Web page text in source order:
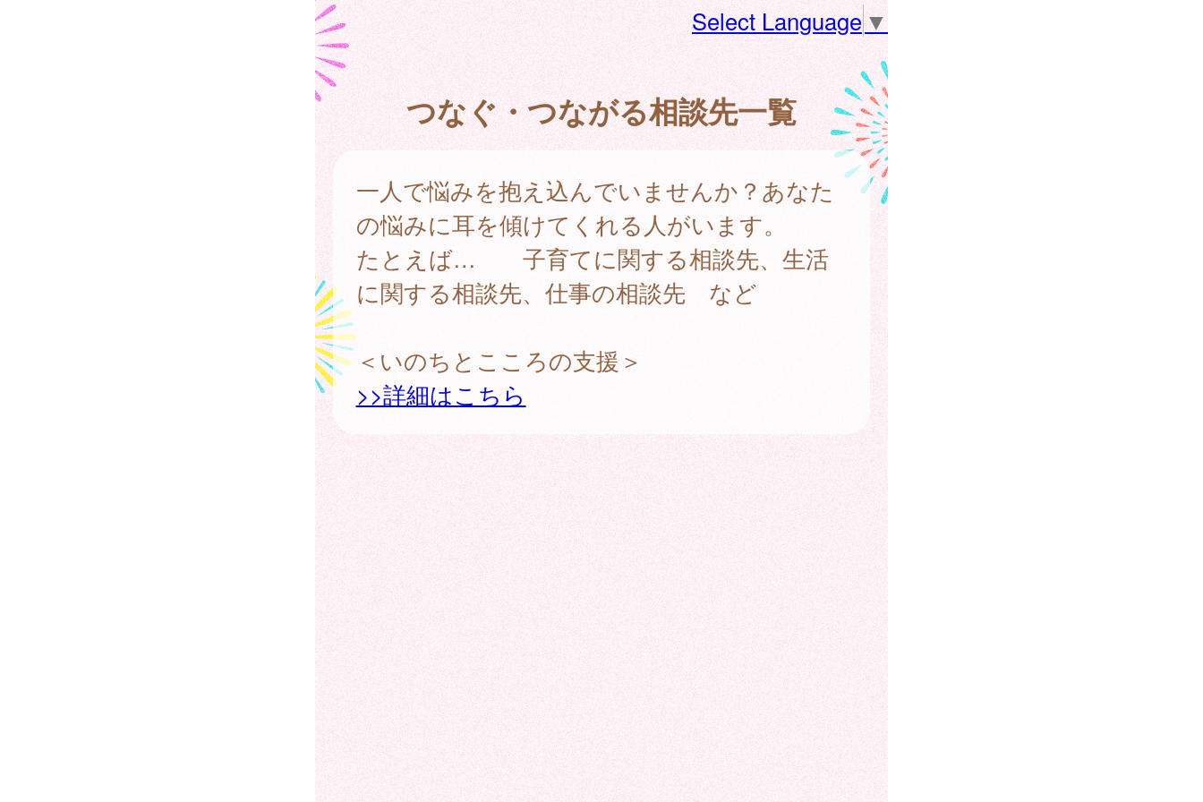
Select Language▼
つなぐ・つながる相談先一覧
一人で悩みを抱え込んでいませんか？あなた
の悩みに耳を傾けてくれる人がいます。
たとえば… 子育てに関する相談先、生活
に関する相談先、仕事の相談先 など
＜いのちとこころの支援＞
>>詳細はこちら